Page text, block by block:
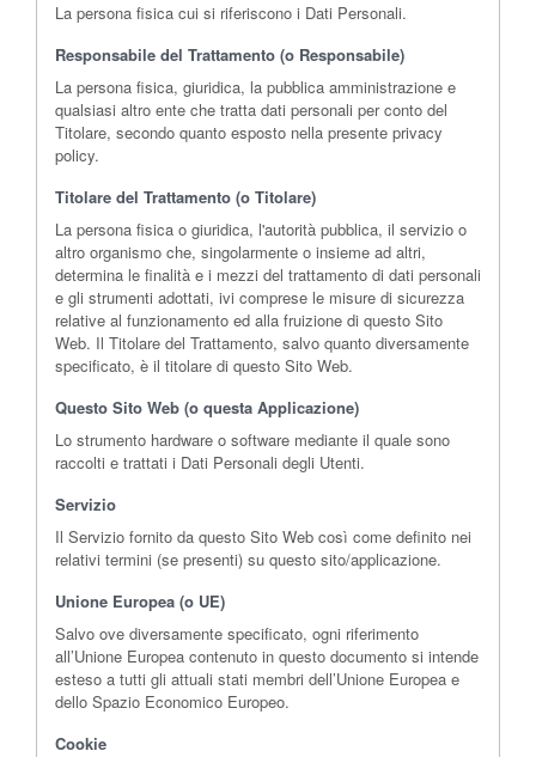
La persona fisica cui si riferiscono i Dati Personali.
Responsabile del Trattamento (o Responsabile)
La persona fisica, giuridica, la pubblica amministrazione e
qualsiasi altro ente che tratta dati personali per conto del
Titolare, secondo quanto esposto nella presente privacy
policy.
Titolare del Trattamento (o Titolare)
La persona fisica o giuridica, l'autorità pubblica, il servizio o
altro organismo che, singolarmente o insieme ad altri,
determina le finalità e i mezzi del trattamento di dati personali
e gli strumenti adottati, ivi comprese le misure di sicurezza
relative al funzionamento ed alla fruizione di questo Sito
Web. Il Titolare del Trattamento, salvo quanto diversamente
specificato, è il titolare di questo Sito Web.
Questo Sito Web (o questa Applicazione)
Lo strumento hardware o software mediante il quale sono
raccolti e trattati i Dati Personali degli Utenti.
Servizio
Il Servizio fornito da questo Sito Web così come definito nei
relativi termini (se presenti) su questo sito/applicazione.
Unione Europea (o UE)
Salvo ove diversamente specificato, ogni riferimento
all’Unione Europea contenuto in questo documento si intende
esteso a tutti gli attuali stati membri dell’Unione Europea e
dello Spazio Economico Europeo.
Cookie